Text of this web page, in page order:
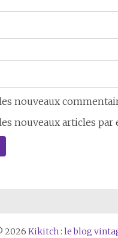
nouveaux
nouveaux articles par
2026 Kikitch : le blog